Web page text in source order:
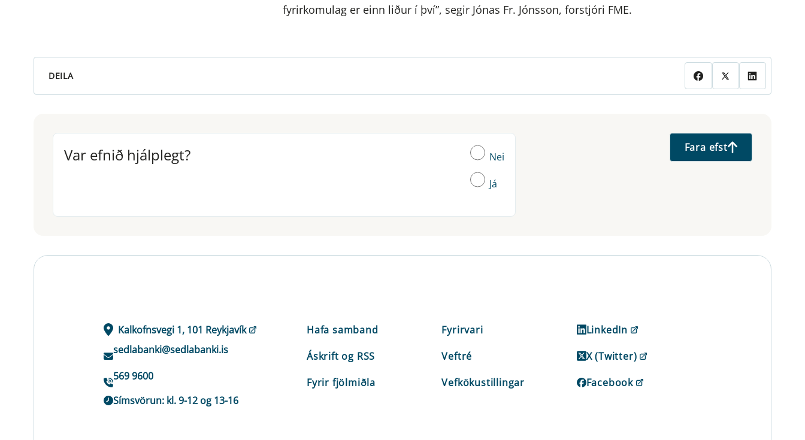
fyrirkomulag er einn liður í því”, segir Jónas Fr. Jónsson, forstjóri FME.
DEILA
Var efnið hjálplegt?
Var efnið hjálplegt? Nei
Já
Fara efst
Kalkofnsvegi 1, 101 Reykjavík
sedlabanki@sedlabanki.is
569 9600
Símsvörun: kl. 9-12 og 13-16
Hafa samband
Áskrift og RSS
Fyrir fjölmiðla
Fyrirvari
Veftré
Vefkökustillingar
LinkedIn
X (Twitter)
Facebook